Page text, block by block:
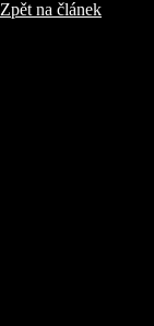
Zpět na článek